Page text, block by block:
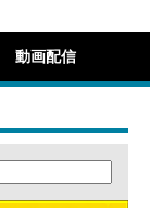
動画配信